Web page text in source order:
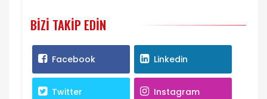
BIZI TAKIP EDIN
Facebook Linkedin
Twitter Instagram